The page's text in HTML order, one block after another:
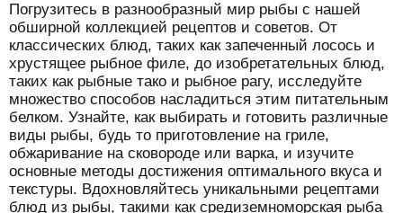
Погрузитесь в разнообразный мир рыбы с нашей
обширной коллекцией рецептов и советов. От
классических блюд, таких как запеченный лосось и
хрустящее рыбное филе, до изобретательных блюд,
таких как рыбные тако и рыбное рагу, исследуйте
множество способов насладиться этим питательным
белком. Узнайте, как выбирать и готовить различные
виды рыбы, будь то приготовление на гриле,
обжаривание на сковороде или варка, и изучите
основные методы достижения оптимального вкуса и
текстуры. Вдохновляйтесь уникальными рецептами
блюд из рыбы, такими как средиземноморская рыба